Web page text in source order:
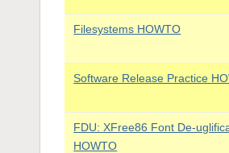
Filesystems HOWTO
Software Release Practice
FDU: XFree86 Font De-
HOWTO